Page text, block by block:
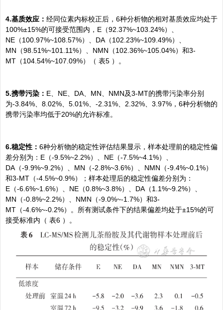
4.基质效应： 经同位素内标校正后，6种分析物的相对基质效应均处于
100%±15%的可接受范围内，E（92.37%~103.24%）、
NE（100.97%~108.57%）、DA（102.23%~109.49%）、
MN（98.51%~101.11%）、NMN（102.36%~105.04%）和3-
MT（104.54%~107.09%）（ 表5 ）。
5.携带污染： E、NE、DA、MN、NMN及3-MT的携带污染率分别
为-3.84%、8.02%、5.01%、-2.31%、2.32%、3.97%，6种分析物的
携带污染率均低于20%的允许标准。
6.稳定性： 6种分析物的稳定性评估结果显示，样本处理前的稳定性偏
差分别为：E（-9.5%~2.2%）、NE（-7.5%~4.1%）、
DA（-9.9%~9.2%）、MN（-2.8%~3.6%）、NMN（-9.4%~0.1%）
和3-MT（-4.5%~0.9%）；样本处理后的稳定性偏差分别为：
E（-6.6%~1.6%）、NE（0.8%~3.8%）、DA（1.1%~9.2%）、
MN（-0.8%~2.2%）、NMN（-9.0%~-1.7%）和3-
MT（-4.6%~-0.2%）。所有测试条件下的结果偏差均处于±15%的可
接受标准内（ 表6 ）。